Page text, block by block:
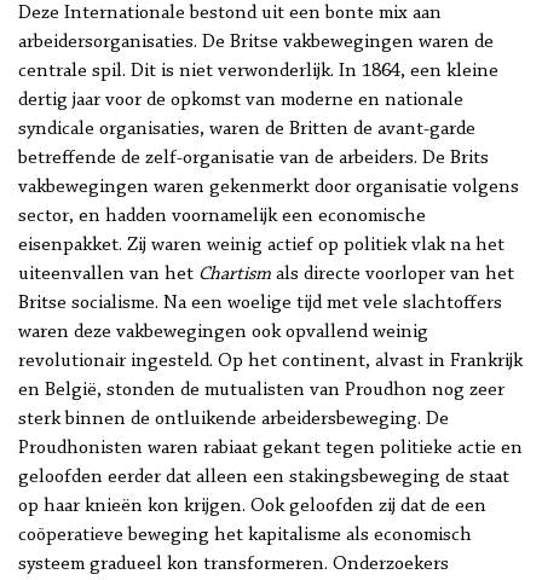
Deze Internationale bestond uit een bonte mix aan
arbeidersorganisaties. De Britse vakbewegingen waren de
centrale spil. Dit is niet verwonderlijk. In 1864, een kleine
dertig jaar voor de opkomst van moderne en nationale
syndicale organisaties, waren de Britten de avant-garde
betreffende de zelf-organisatie van de arbeiders. De Brits
vakbewegingen waren gekenmerkt door organisatie volgens
sector, en hadden voornamelijk een economische
eisenpakket. Zij waren weinig actief op politiek vlak na het
uiteenvallen van het Chartism als directe voorloper van het
Britse socialisme. Na een woelige tijd met vele slachtoffers
waren deze vakbewegingen ook opvallend weinig
revolutionair ingesteld. Op het continent, alvast in Frankrijk
en België, stonden de mutualisten van Proudhon nog zeer
sterk binnen de ontluikende arbeidersbeweging. De
Proudhonisten waren rabiaat gekant tegen politieke actie en
geloofden eerder dat alleen een stakingsbeweging de staat
op haar knieën kon krijgen. Ook geloofden zij dat de een
coöperatieve beweging het kapitalisme als economisch
systeem gradueel kon transformeren. Onderzoekers